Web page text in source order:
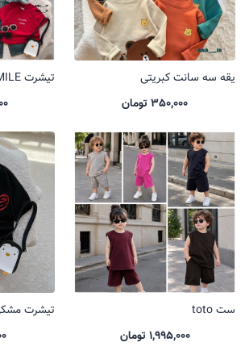
یقه سه سانت کبریتی
350,000 تومان
تیشرت SMILE
ست toto
1,995,000 تومان
تیشرت